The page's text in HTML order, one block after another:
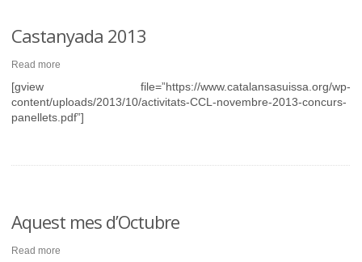
Castanyada 2013
Read more
[gview file=”https://www.catalansasuissa.org/wp-
content/uploads/2013/10/activitats-CCL-novembre-2013-concurs-
panellets.pdf”]
Aquest mes d’Octubre
Read more